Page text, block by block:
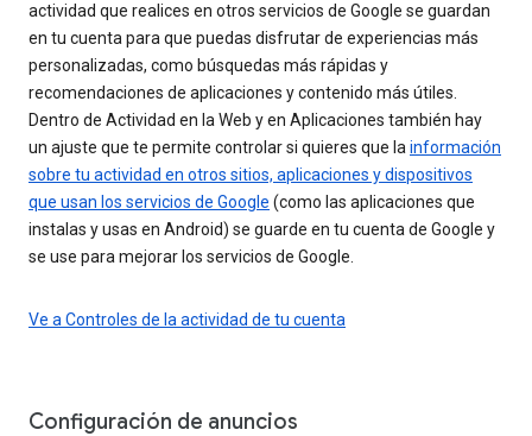
actividad que realices en otros servicios de Google se guardan
en tu cuenta para que puedas disfrutar de experiencias más
personalizadas, como búsquedas más rápidas y
recomendaciones de aplicaciones y contenido más útiles.
Dentro de Actividad en la Web y en Aplicaciones también hay
un ajuste que te permite controlar si quieres que la información
sobre tu actividad en otros sitios, aplicaciones y dispositivos
que usan los servicios de Google (como las aplicaciones que
instalas y usas en Android) se guarde en tu cuenta de Google y
se use para mejorar los servicios de Google.
Ve a Controles de la actividad de tu cuenta
Configuración de anuncios